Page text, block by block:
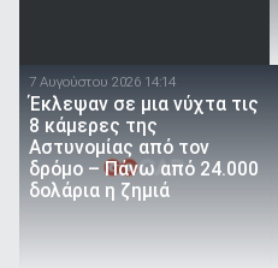
7 Αυγούστου 2026 14:14
Έκλεψαν σε μια νύχτα τις
8 κάμερες της
Αστυνομίας από τον
δρόμο – Πάνω από 24.000
δολάρια η ζημιά